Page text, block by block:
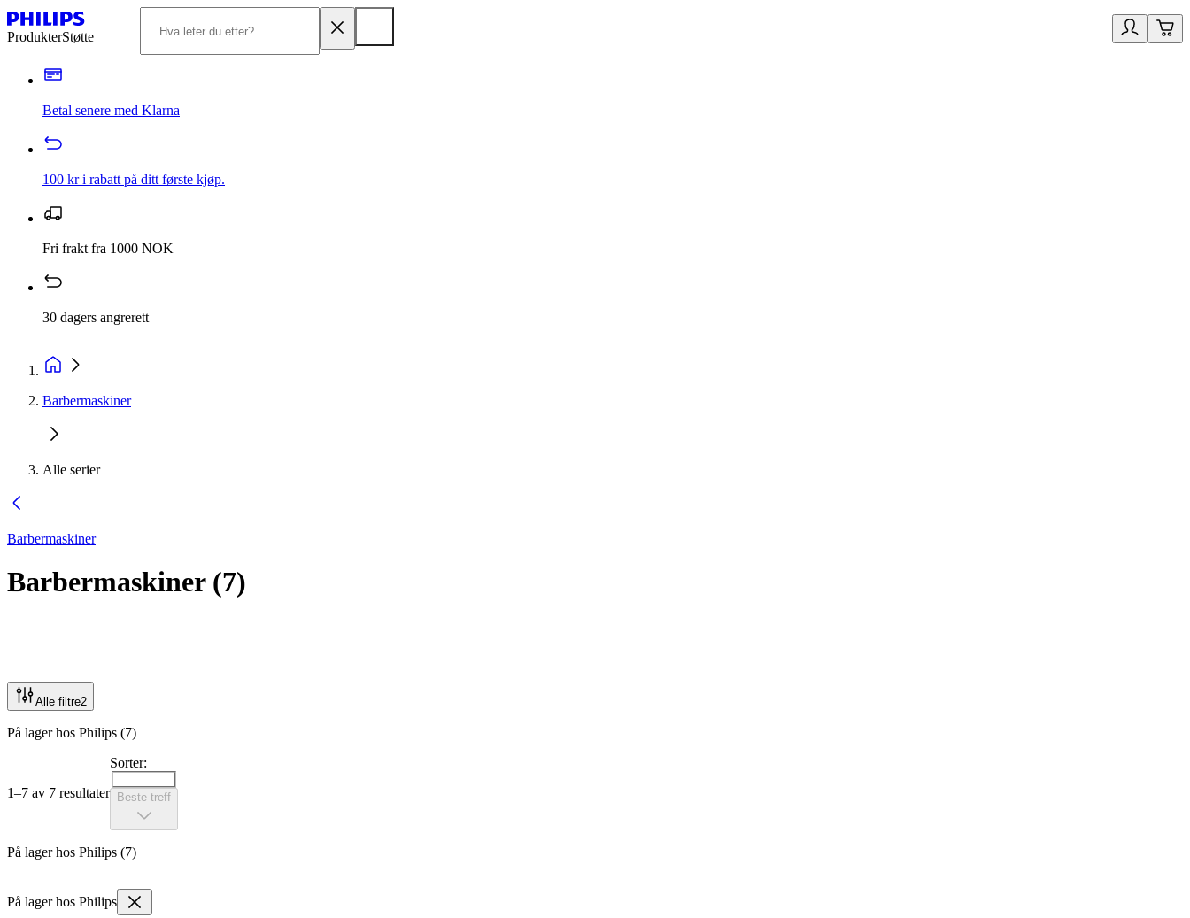
ProdukterStøtte
Betal senere med Klarna
100 kr i rabatt på ditt første kjøp.
Fri frakt fra 1000 NOK
30 dagers angrerett
Barbermaskiner
Alle serier
Barbermaskiner
Barbermaskiner(7)
Alle filtre2
På lager hos Philips (7)
1–7 av 7 resultater
Sorter:
Beste treff
På lager hos Philips (7)
På lager hos Philips